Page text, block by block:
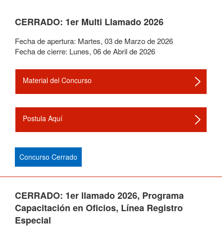
CERRADO: 1er Multi Llamado 2026
Fecha de apertura: Martes, 03de Marzode2026
Fecha de cierre: Lunes, 06deAbrilde2026
Material del Concurso
Postula Aquí
Concurso Cerrado
CERRADO: 1er llamado 2026, Programa
Capacitación en Oficios, Línea Registro
Especial